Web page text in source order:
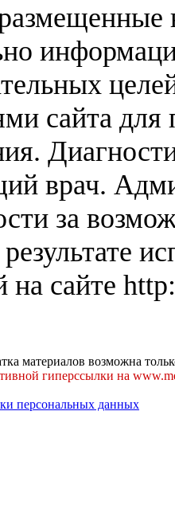
сайта
врач.
за
на сайте
материалов возможна
гиперссылки на
персональных данных